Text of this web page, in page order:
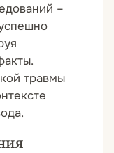
–
травмы